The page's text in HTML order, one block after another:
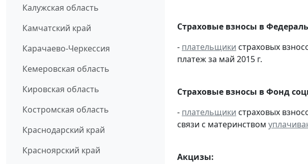
Калужская область
Камчатский край
Карачаево-Черкессия
Кемеровская область
Кировская область
Костромская область
Краснодарский край
Красноярский край
Страховые взносы в
- плательщики страховых
платеж за май 2015 г.
Страховые взносы в Фонд
- плательщики страховых
связи с материнством
Акцизы: